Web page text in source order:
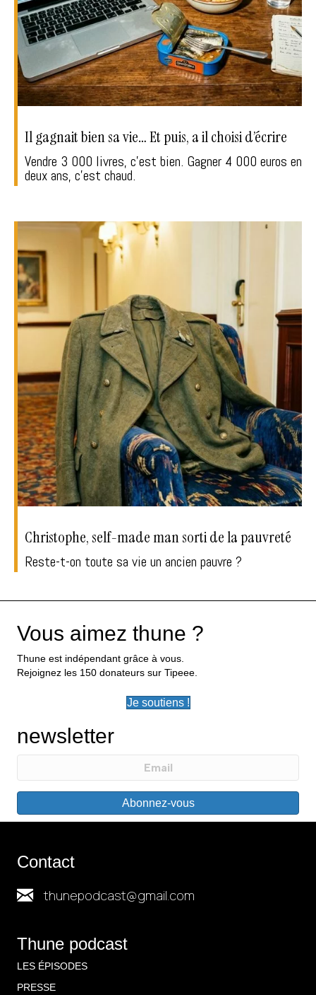
Il gagnait bien sa vie… Et puis, a il choisi d’écrire
Vendre 3 000 livres, c'est bien. Gagner 4 000 euros en
deux ans, c'est chaud.
Christophe, self-made man sorti de la pauvreté
Reste-t-on toute sa vie un ancien pauvre ?
Vous aimez thune ?
Thune est indépendant grâce à vous.
Rejoignez les 150 donateurs sur Tipeee.
Je soutiens !
newsletter
Abonnez-vous
Contact
thunepodcast@gmail.com
Thune podcast
LES ÉPISODES
PRESSE